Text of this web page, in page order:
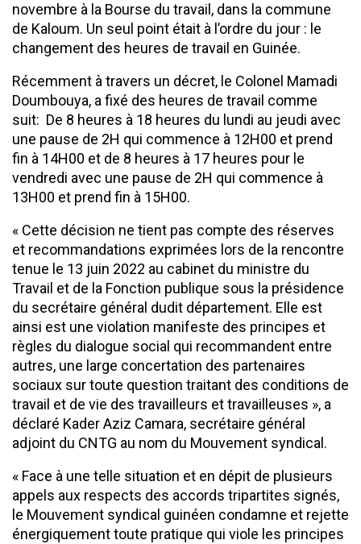
novembre à la Bourse du travail, dans la commune
de Kaloum. Un seul point était à l’ordre du jour : le
changement des heures de travail en Guinée.
Récemment à travers un décret, le Colonel Mamadi
Doumbouya, a fixé des heures de travail comme
suit: De 8 heures à 18 heures du lundi au jeudi avec
une pause de 2H qui commence à 12H00 et prend
fin à 14H00 et de 8 heures à 17 heures pour le
vendredi avec une pause de 2H qui commence à
13H00 et prend fin à 15H00.
« Cette décision ne tient pas compte des réserves
et recommandations exprimées lors de la rencontre
tenue le 13 juin 2022 au cabinet du ministre du
Travail et de la Fonction publique sous la présidence
du secrétaire général dudit département. Elle est
ainsi est une violation manifeste des principes et
règles du dialogue social qui recommandent entre
autres, une large concertation des partenaires
sociaux sur toute question traitant des conditions de
travail et de vie des travailleurs et travailleuses », a
déclaré Kader Aziz Camara, secrétaire général
adjoint du CNTG au nom du Mouvement syndical.
« Face à une telle situation et en dépit de plusieurs
appels aux respects des accords tripartites signés,
le Mouvement syndical guinéen condamne et rejette
énergiquement toute pratique qui viole les principes